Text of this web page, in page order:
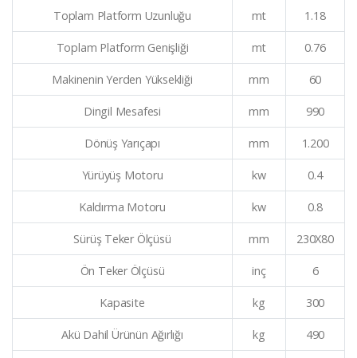
Toplam Platform Uzunluğu mt 1.18
Toplam Platform Genişliği mt 0.76
Makinenin Yerden Yüksekliği mm 60
Dingil Mesafesi mm 990
Dönüş Yarıçapı mm 1.200
Yürüyüş Motoru kw 0.4
Kaldırma Motoru kw 0.8
Sürüş Teker Ölçüsü mm 230X80
Ön Teker Ölçüsü inç 6
Kapasite kg 300
Akü Dahil Ürünün Ağırlığı kg 490